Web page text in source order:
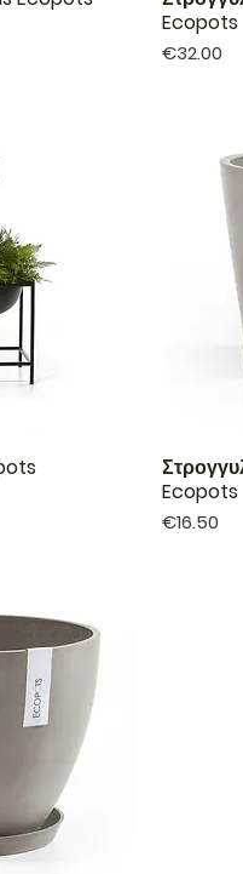
Ecopots
Price
€32.00
Ecopots
Price
€16.50